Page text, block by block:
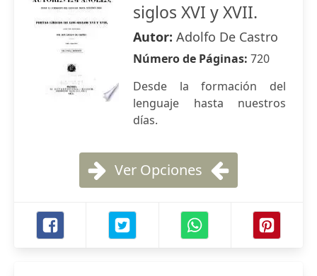
siglos XVI y XVII.
Autor: Adolfo De Castro
Número de Páginas: 720
Desde la formación del
lenguaje hasta nuestros
días.
Ver Opciones